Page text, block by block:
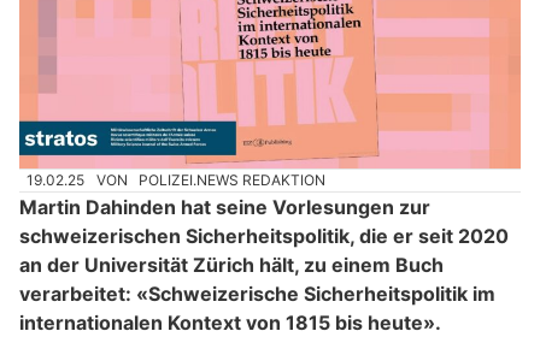
19.02.25 VON POLIZEI.NEWS REDAKTION
Martin Dahinden hat seine Vorlesungen zur
schweizerischen Sicherheitspolitik, die er seit 2020
an der Universität Zürich hält, zu einem Buch
verarbeitet: «Schweizerische Sicherheitspolitik im
internationalen Kontext von 1815 bis heute».